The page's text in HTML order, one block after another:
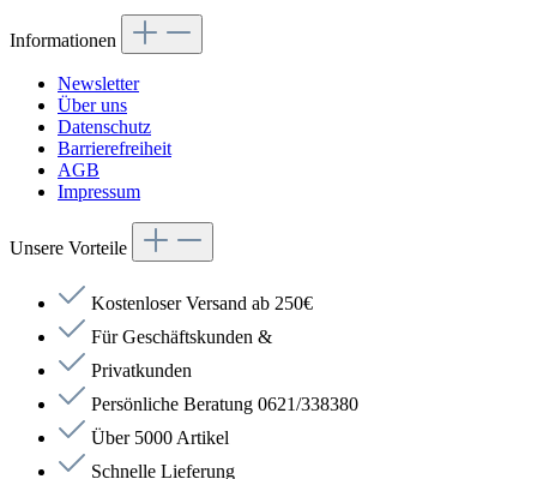
Informationen
Newsletter
Über uns
Datenschutz
Barrierefreiheit
AGB
Impressum
Unsere Vorteile
Kostenloser Versand ab 250€
Für Geschäftskunden &
Privatkunden
Persönliche Beratung 0621/338380
Über 5000 Artikel
Schnelle Lieferung